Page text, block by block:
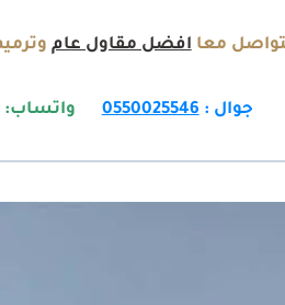
معاافضل مقاول عام
جوال :0550025546 واتساب: